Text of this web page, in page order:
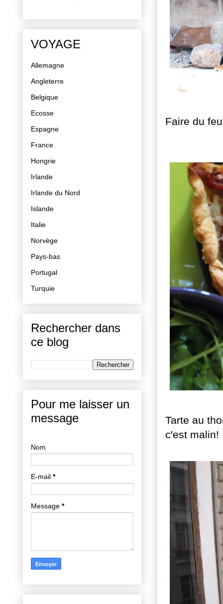
Faire du
Tarte au
c'est malin!
VOYAGE
Allemagne
Angleterre
Belgique
Ecosse
Espagne
France
Hongrie
Irlande
Irlande du Nord
Islande
Italie
Norvège
Pays-bas
Portugal
Turquie
Rechercher dans
ce blog
Pour me laisser un
message
Nom
E-mail *
Message *